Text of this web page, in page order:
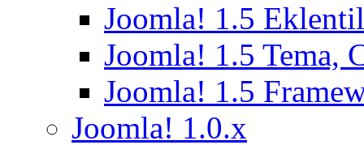
Joomla! 1.5
Joomla! 1.5 Tema,
Joomla! 1.5
Joomla! 1.0.x